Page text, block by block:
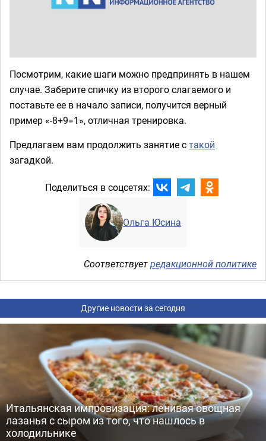
Посмотрим, какие шаги можно предпринять в нашем
случае. Заберите спичку из второго слагаемого и
поставьте ее в начало записи, получится верный
пример «-8+9=1», отличная тренировка.
Предлагаем вам продолжить занятие стакой
загадкой.
Поделиться в соцсетях:
Ольга Юсина
Соответствуетредакционной политике
Другие новости за сегодня
Итальянская импровизация: ленивая овощная
лазанья с сыром из того, что нашлось в
холодильнике